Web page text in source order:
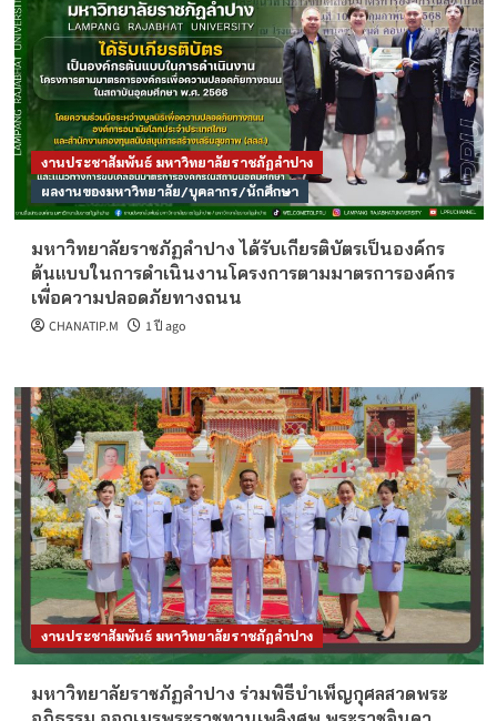
งานประชาสัมพันธ์ มหาวิทยาลัยราชภัฏลำปาง
ผลงานของมหาวิทยาลัย/บุคลากร/นักศึกษา
มหาวิทยาลัยราชภัฏลำปาง ได้รับเกียรติบัตรเป็นองค์กร
ต้นแบบในการดำเนินงานโครงการตามมาตรการองค์กร
เพื่อความปลอดภัยทางถนน
CHANATIP.M 1 ปี ago
งานประชาสัมพันธ์ มหาวิทยาลัยราชภัฏลำปาง
มหาวิทยาลัยราชภัฏลำปาง ร่วมพิธีบำเพ็ญกุศลสวดพระ